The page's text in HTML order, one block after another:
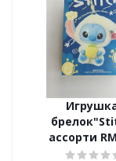
ассорти